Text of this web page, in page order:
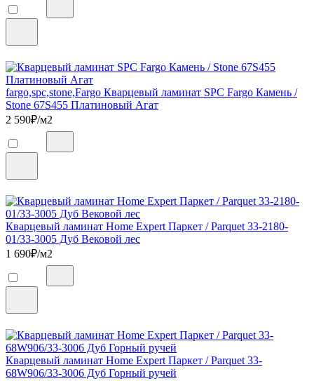
fargo,spc,stone,Fargo Кварцевый ламинат SPC Fargo Камень /
Stone 67S455 Платиновый Агат
2 590₽/м2
Кварцевый ламинат Home Expert Паркет / Parquet 33-2180-
01/33-3005 Дуб Вековой лес
1 690₽/м2
Кварцевый ламинат Home Expert Паркет / Parquet 33-
68W906/33-3006 Дуб Горный ручей